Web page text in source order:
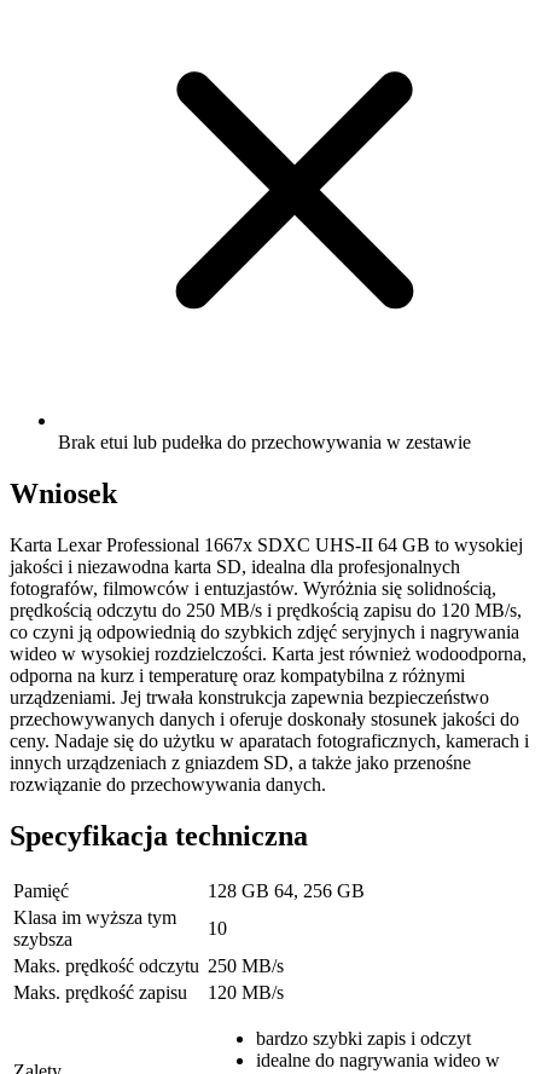
Brak etui lub pudełka do przechowywania w zestawie
Wniosek
Karta Lexar Professional 1667x SDXC UHS-II 64 GB to wysokiej
jakości i niezawodna karta SD, idealna dla profesjonalnych
fotografów, filmowców i entuzjastów. Wyróżnia się solidnością,
prędkością odczytu do 250 MB/s i prędkością zapisu do 120 MB/s,
co czyni ją odpowiednią do szybkich zdjęć seryjnych i nagrywania
wideo w wysokiej rozdzielczości. Karta jest również wodoodporna,
odporna na kurz i temperaturę oraz kompatybilna z różnymi
urządzeniami. Jej trwała konstrukcja zapewnia bezpieczeństwo
przechowywanych danych i oferuje doskonały stosunek jakości do
ceny. Nadaje się do użytku w aparatach fotograficznych, kamerach i
innych urządzeniach z gniazdem SD, a także jako przenośne
rozwiązanie do przechowywania danych.
Specyfikacja techniczna
Pamięć
128 GB 64, 256 GB
Klasa im wyższa tym
szybsza
10
Maks. prędkość odczytu 250 MB/s
Maks. prędkość zapisu
120 MB/s
bardzo szybki zapis i odczyt
idealne do nagrywania wideo w